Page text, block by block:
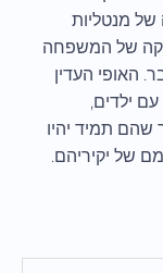
מנטליות
של המשפחה
האופי העדין
ילדים,
שהם תמיד יהיו
של יקיריהם.